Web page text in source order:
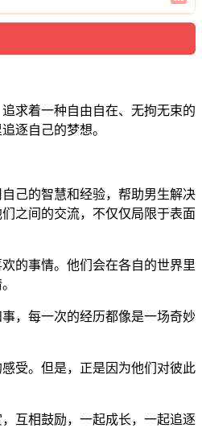
求着一种自由自在、无拘无束的
逐自己的梦想。
己的智慧和经验，帮助男生解决
之间的交流，不仅仅局限于表面
的事情。他们会在各自的世界里
，每一次的经历都像是一场奇妙
受。但是，正是因为他们对彼此
互相鼓励，一起成长，一起追逐